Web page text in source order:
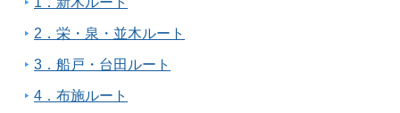
2．栄・泉・並木ルート
3．船戸・台田ルート
4．布施ルート